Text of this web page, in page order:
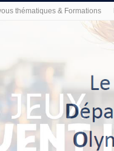
thématiques & Formations